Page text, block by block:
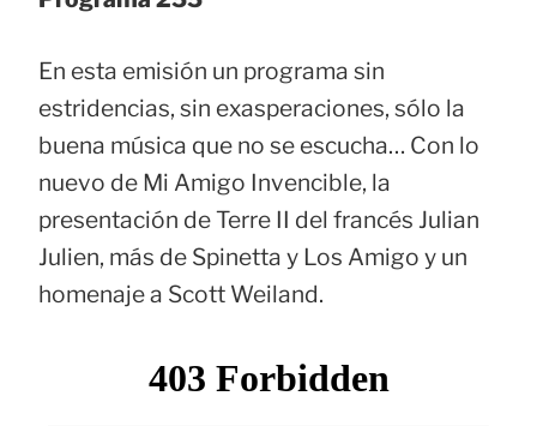
En esta emisión un programa sin
estridencias, sin exasperaciones, sólo la
buena música que no se escucha… Con lo
nuevo de Mi Amigo Invencible, la
presentación de Terre II del francés Julian
Julien, más de Spinetta y Los Amigo y un
homenaje a Scott Weiland.